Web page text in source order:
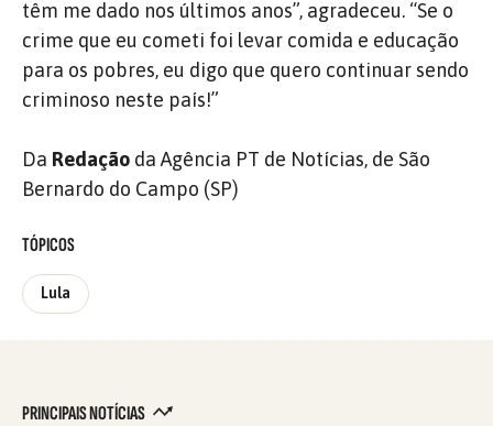
têm me dado nos últimos anos”, agradeceu. “Se o
crime que eu cometi foi levar comida e educação
para os pobres, eu digo que quero continuar sendo
criminoso neste país!”
Da Redação da Agência PT de Notícias, de São
Bernardo do Campo (SP)
TÓPICOS
Lula
PRINCIPAIS NOTÍCIAS